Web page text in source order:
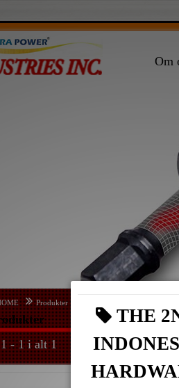
Om
Produkter
- 1 i alt 1
THE